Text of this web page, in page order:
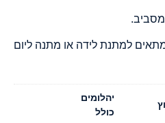
מסביב.
למתנת לידה או מתנה ליום
יהלומים
כולל